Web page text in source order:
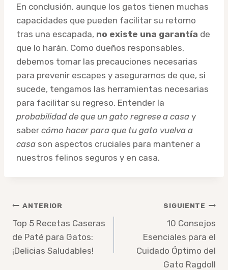
En conclusión, aunque los gatos tienen muchas
capacidades que pueden facilitar su retorno
tras una escapada, no existe una garantía de
que lo harán. Como dueños responsables,
debemos tomar las precauciones necesarias
para prevenir escapes y asegurarnos de que, si
sucede, tengamos las herramientas necesarias
para facilitar su regreso. Entender la
probabilidad de que un gato regrese a casa y
saber cómo hacer para que tu gato vuelva a
casa son aspectos cruciales para mantener a
nuestros felinos seguros y en casa.
Navegación
de
entradas
ANTERIOR
Top 5 Recetas Caseras
de Paté para Gatos:
¡Delicias Saludables!
SIGUIENTE
10 Consejos
Esenciales para el
Cuidado Óptimo del
Gato Ragdoll